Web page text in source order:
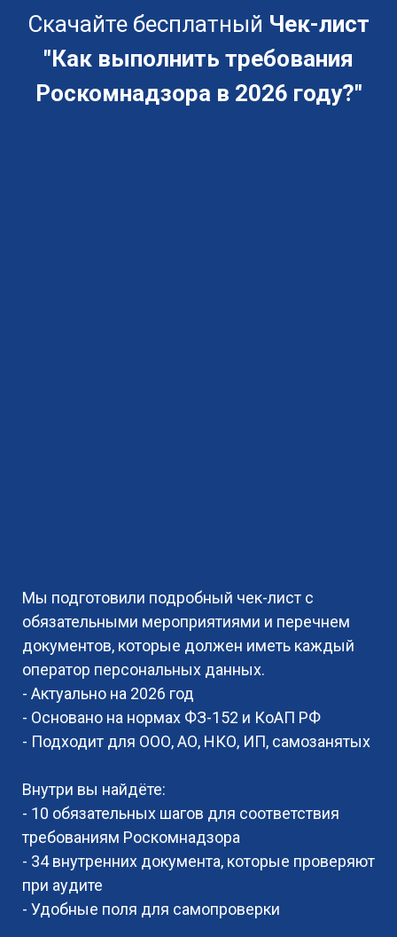
Скачайте бесплатный Чек-лист
"Как выполнить требования
Роскомнадзора в 2026 году?"
Мы подготовили подробный чек-лист с
обязательными мероприятиями и перечнем
документов, которые должен иметь каждый
оператор персональных данных.
- Актуально на 2026 год
- Основано на нормах ФЗ-152 и КоАП РФ
- Подходит для ООО, АО, НКО, ИП, самозанятых
Внутри вы найдёте:
- 10 обязательных шагов для соответствия
требованиям Роскомнадзора
- 34 внутренних документа, которые проверяют
при аудите
- Удобные поля для самопроверки